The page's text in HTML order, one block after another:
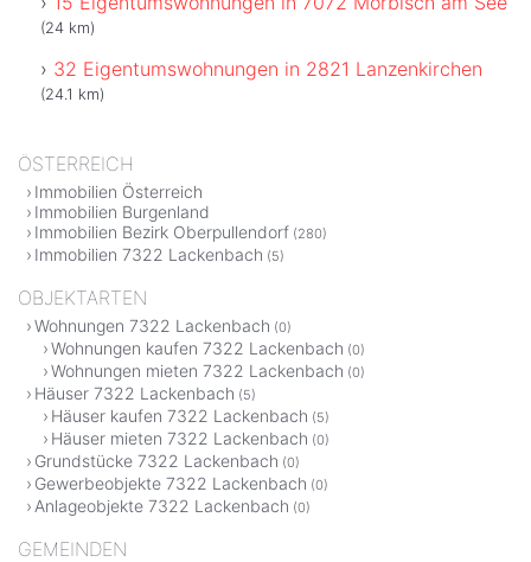
(24 km)
32 Eigentumswohnungen in 2821 Lanzenkirchen
(24.1 km)
ÖSTERREICH
Immobilien Österreich
Immobilien Burgenland
Immobilien Bezirk Oberpullendorf (280)
Immobilien 7322 Lackenbach (5)
OBJEKTARTEN
Wohnungen 7322 Lackenbach (0)
Wohnungen kaufen 7322 Lackenbach (0)
Wohnungen mieten 7322 Lackenbach (0)
Häuser 7322 Lackenbach (5)
Häuser kaufen 7322 Lackenbach (5)
Häuser mieten 7322 Lackenbach (0)
Grundstücke 7322 Lackenbach (0)
Gewerbeobjekte 7322 Lackenbach (0)
Anlageobjekte 7322 Lackenbach (0)
GEMEINDEN